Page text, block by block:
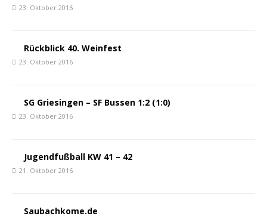
23. Oktober 2016
Rückblick 40. Weinfest
23. Oktober 2016
SG Griesingen – SF Bussen 1:2 (1:0)
23. Oktober 2016
Jugendfußball KW 41 – 42
21. Oktober 2016
Saubachkome.de